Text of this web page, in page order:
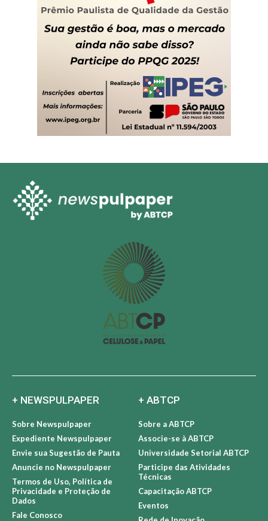
+ NEWSPULPAPER
Sobre Newspulpaper
Expediente Newspulpaper
Envie sua Sugestão de Pauta
Anuncie no Newspulpaper
Termos de Uso, Política de
Privacidade e Proteção de
Dados
Fale Conosco
+ ABTCP
Sobre a ABTCP
Associe-se à ABTCP
Universidade Setorial ABTCP
Participe das Atividades
Técnicas
Capacitação ABTCP
Eventos